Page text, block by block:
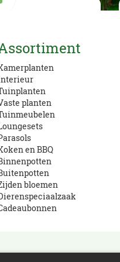
planten
en BBQ
bloemen